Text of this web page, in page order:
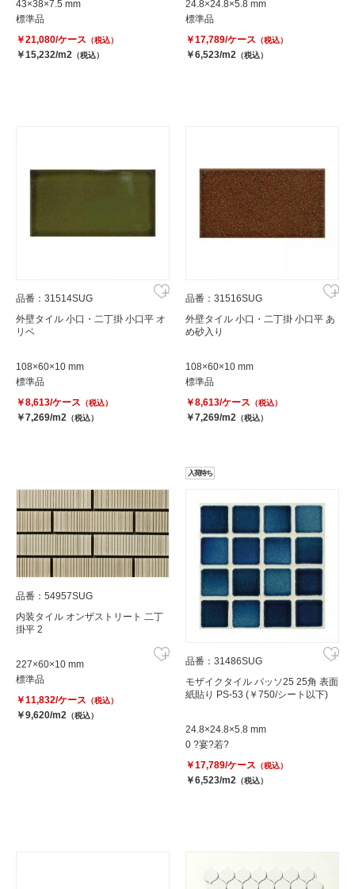
43×38×7.5 mm
標準品
￥21,080/ケース （税込）
￥15,232/m2 （税込）
24.8×24.8×5.8 mm
標準品
￥17,789/ケース （税込）
￥6,523/m2 （税込）
品番：31514SUG
外壁タイル 小口・二丁掛 小口平 オ
リベ
108×60×10 mm
標準品
￥8,613/ケース （税込）
￥7,269/m2 （税込）
品番：31516SUG
外壁タイル 小口・二丁掛 小口平 あ
め砂入り
108×60×10 mm
標準品
￥8,613/ケース （税込）
￥7,269/m2 （税込）
品番：54957SUG
内装タイル オンザストリート 二丁
掛平 2
227×60×10 mm
標準品
￥11,832/ケース （税込）
￥9,620/m2 （税込）
入荷待ち
品番：31486SUG
モザイクタイル パッソ25 25角 表面
紙貼り PS-53 (￥750/シート以下)
24.8×24.8×5.8 mm
0 ?宴?若?
￥17,789/ケース （税込）
￥6,523/m2 （税込）